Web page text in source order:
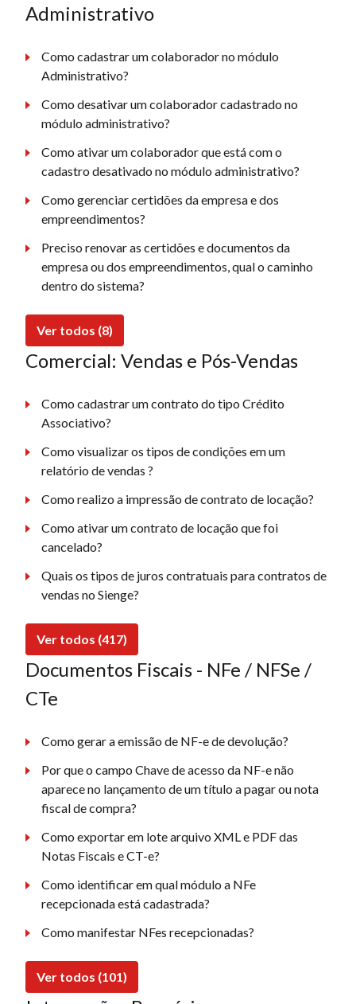
Administrativo
Como cadastrar um colaborador no módulo
Administrativo?
Como desativar um colaborador cadastrado no
módulo administrativo?
Como ativar um colaborador que está com o
cadastro desativado no módulo administrativo?
Como gerenciar certidões da empresa e dos
empreendimentos?
Preciso renovar as certidões e documentos da
empresa ou dos empreendimentos, qual o caminho
dentro do sistema?
Ver todos (8)
Comercial: Vendas e Pós-Vendas
Como cadastrar um contrato do tipo Crédito
Associativo?
Como visualizar os tipos de condições em um
relatório de vendas ?
Como realizo a impressão de contrato de locação?
Como ativar um contrato de locação que foi
cancelado?
Quais os tipos de juros contratuais para contratos de
vendas no Sienge?
Ver todos (417)
Documentos Fiscais - NFe / NFSe /
CTe
Como gerar a emissão de NF-e de devolução?
Por que o campo Chave de acesso da NF-e não
aparece no lançamento de um título a pagar ou nota
fiscal de compra?
Como exportar em lote arquivo XML e PDF das
Notas Fiscais e CT-e?
Como identificar em qual módulo a NFe
recepcionada está cadastrada?
Como manifestar NFes recepcionadas?
Ver todos (101)